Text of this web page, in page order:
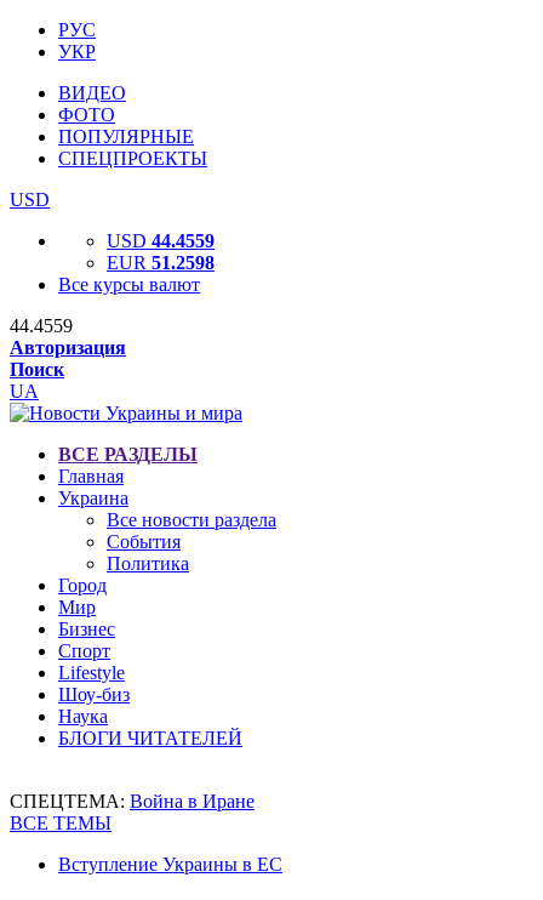
РУС
УКР
ВИДЕО
ФОТО
ПОПУЛЯРНЫЕ
СПЕЦПРОЕКТЫ
USD
USD 44.4559
EUR 51.2598
Все курсы валют
44.4559
Авторизация
Поиск
UA
ВСЕ РАЗДЕЛЫ
Главная
Украина
Все новости раздела
События
Политика
Город
Мир
Бизнес
Спорт
Lifestyle
Шоу-биз
Наука
БЛОГИ ЧИТАТЕЛЕЙ
СПЕЦТЕМА: Война в Иране
ВСЕ ТЕМЫ
Вступление Украины в ЕС